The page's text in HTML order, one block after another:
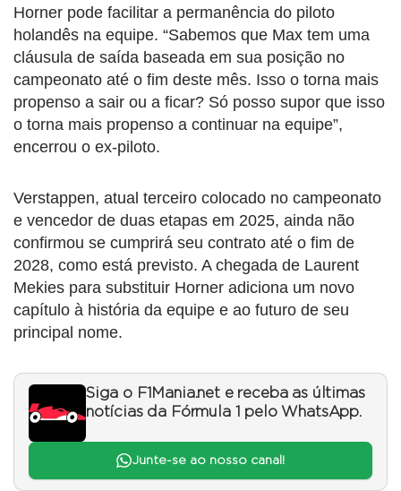
Horner pode facilitar a permanência do piloto
holandês na equipe. “Sabemos que Max tem uma
cláusula de saída baseada em sua posição no
campeonato até o fim deste mês. Isso o torna mais
propenso a sair ou a ficar? Só posso supor que isso
o torna mais propenso a continuar na equipe”,
encerrou o ex-piloto.
Verstappen, atual terceiro colocado no campeonato
e vencedor de duas etapas em 2025, ainda não
confirmou se cumprirá seu contrato até o fim de
2028, como está previsto. A chegada de Laurent
Mekies para substituir Horner adiciona um novo
capítulo à história da equipe e ao futuro de seu
principal nome.
Siga o F1Mania.net e receba as últimas
notícias da Fórmula 1 pelo WhatsApp.
Junte-se ao nosso canal!